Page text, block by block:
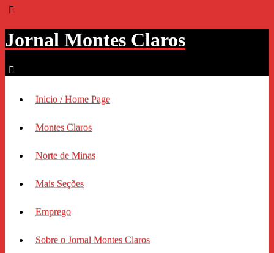
Jornal Montes Claros
Inicio / Home Page
Montes Claros
Norte de Minas
Mais Seções
Emprego
Sobre o Jornal Montes Claros